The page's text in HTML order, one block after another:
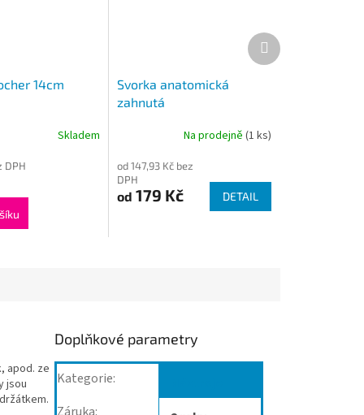
14cm
Skladem
DPH
Svorka anatomická
zahnutá
Na prodejně (1 ks)
od 147,93 Kč bez
DPH
od 179 Kč DETAIL
Další
produkt
apod. ze
jsou
Doplňkové parametry
Kategorie: